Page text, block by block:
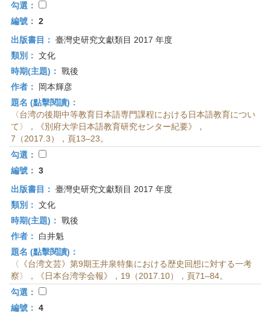
勾選：
編號： 2
出版書目： 臺灣史研究文獻類目 2017 年度
類別： 文化
時期(主題)： 戰後
作者：
岡本輝彦
題名 (點擊閱讀)：
〈台湾の後期中等教育日本語専門課程における日本語教育につい
て〉，《別府大学日本語教育研究センター紀要》，
7（2017.3），頁13–23。
勾選：
編號： 3
出版書目： 臺灣史研究文獻類目 2017 年度
類別： 文化
時期(主題)： 戰後
作者：
白井魁
題名 (點擊閱讀)：
〈《台湾文芸》第9期王井泉特集における歴史回想に対する一考
察〉，《日本台湾学会報》，19（2017.10），頁71–84。
勾選：
編號： 4